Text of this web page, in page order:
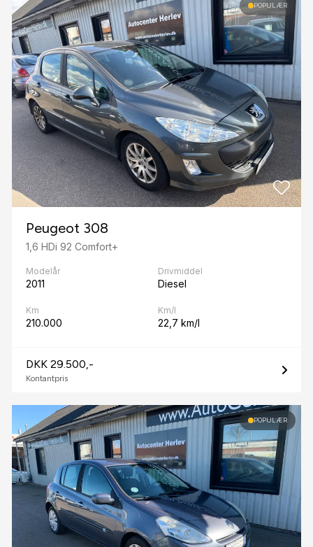
POPULÆR
Peugeot 308
1,6 HDi 92 Comfort+
Modelår
2011
Drivmiddel
Diesel
Km
210.000
Km/l
22,7 km/l
DKK 29.500,-
Kontantpris
POPULÆR